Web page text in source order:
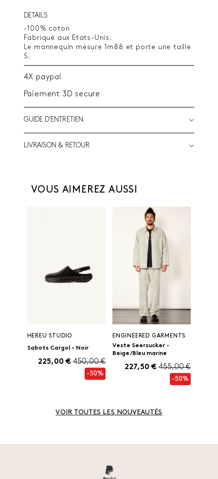
DETAILS
-100% coton
Fabriqué aux Etats-Unis.
Le mannequin mesure 1m88 et porte une taille
S.
4X paypal
Paiement 3D secure
GUIDE D'ENTRETIEN
LIVRAISON & RETOUR
VOUS AIMEREZ AUSSI
HEREU STUDIO
Sabots Cargol - Noir
225,00 € 450,00 €
-50%
ENGINEERED GARMENTS
Veste Seersucker -
Beige/Bleu marine
227,50 € 455,00 €
-50%
VOIR TOUTES LES NOUVEAUTÉS